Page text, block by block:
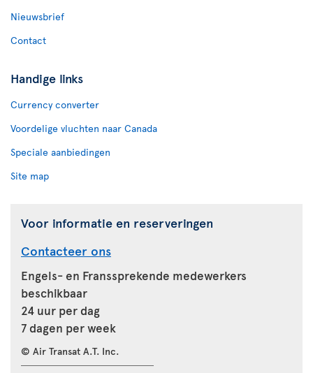
Nieuwsbrief
Contact
Handige links
Currency converter
Voordelige vluchten naar Canada
Speciale aanbiedingen
Site map
Voor informatie en reserveringen
Contacteer ons
Engels- en Franssprekende medewerkers
beschikbaar
24 uur per dag
7 dagen per week
© Air Transat A.T. Inc.